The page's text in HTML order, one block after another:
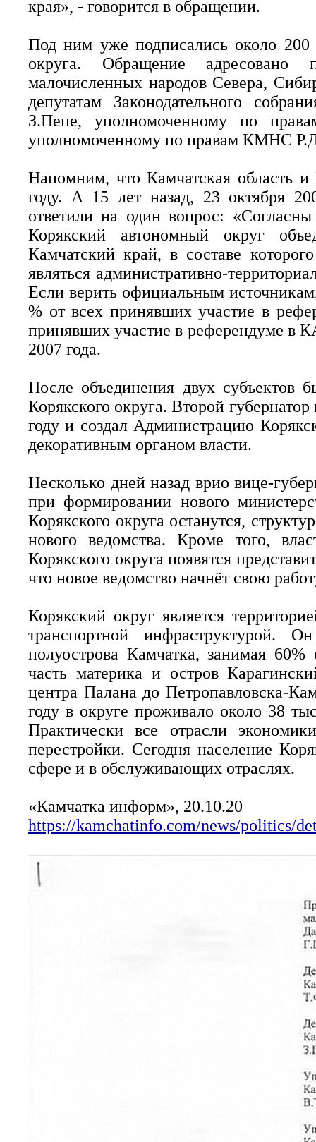
края», - говорится в обращении.
Под ним уже подписались около 200
округа. Обращение адресовано
малочисленных народов Севера,
депутатам Законодательного
З.Пепе, уполномоченному по
уполномоченному по правам КМНС
Напомним, что Камчатская область и
году. А 15 лет назад, 23 октября
ответили на один вопрос:
Корякский автономный округ
Камчатский край, в составе
являться административно-
Если верить официальным
% от всех принявших участие в
принявших участие в референдуме в
2007 года.
После объединения двух субъектов
Корякского округа. Второй
году и создал Администрацию
декоративным органом власти.
Несколько дней назад врио вице-
при формировании нового
Корякского округа останутся,
нового ведомства. Кроме того,
Корякского округа появятся
что новое ведомство начнёт свою
Корякский округ является
транспортной инфраструктурой.
полуострова Камчатка, занимая
часть материка и остров
центра Палана до Петропавловска-
году в округе проживало около 38
Практически все отрасли
перестройки. Сегодня население
сфере и в обслуживающих отраслях.
«Камчатка информ», 20.10.20
https://kamchatinfo.com/news/politics/